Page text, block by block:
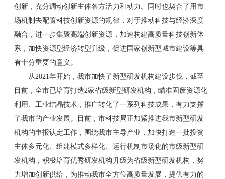
创新，充分调动创新主体各方活力和动力。同时也契合了用市
场机制去配置科技创新资源的规律，对于推动科技与经济深度
融合，进一步集聚高端创新资源，加速构建高质量科技创新体
系，加快资源型经济转型升级，促进国家创新型城市建设等具
有十分重要的意义。
从2021年开始，我市加快了新型研发机构建设步伐，截至
目前，全市已培育打造2家省级新型研发机构，瞄准固废资源化
利用、工业结晶技术，推广转化了一系列科技成果，有力支撑
了我市的产业发展。目前，市科技局正加紧推进我市新型研发
机构的申报认定工作，围绕我市主导产业，加快打造一批投资
主体多元化、组建模式多样化、运行机制市场化的市级新型研
发机构，积极培育优秀研发机构升级为省级新型研发机构，努
力增加创新供给，为推动我市全方位高质量发展，提供有力的